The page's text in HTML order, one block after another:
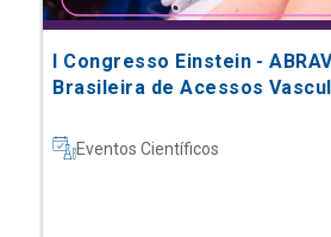
I Congresso Einstein -
Brasileira de Acessos
Eventos Científicos